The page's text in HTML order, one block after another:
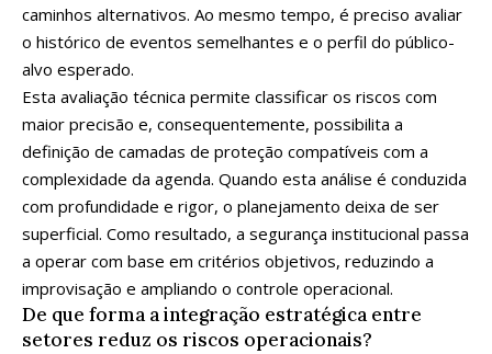
caminhos alternativos. Ao mesmo tempo, é preciso avaliar
o histórico de eventos semelhantes e o perfil do público-
alvo esperado.
Esta avaliação técnica permite classificar os riscos com
maior precisão e, consequentemente, possibilita a
definição de camadas de proteção compatíveis com a
complexidade da agenda. Quando esta análise é conduzida
com profundidade e rigor, o planejamento deixa de ser
superficial. Como resultado, a segurança institucional passa
a operar com base em critérios objetivos, reduzindo a
improvisação e ampliando o controle operacional.
De que forma a integração estratégica entre
setores reduz os riscos operacionais?